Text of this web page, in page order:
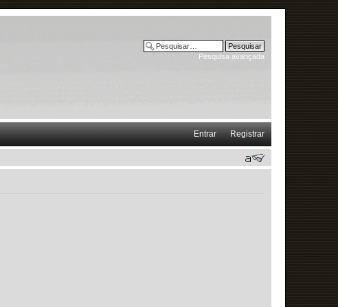
Pesquisa avançada
Registrar
Entrar